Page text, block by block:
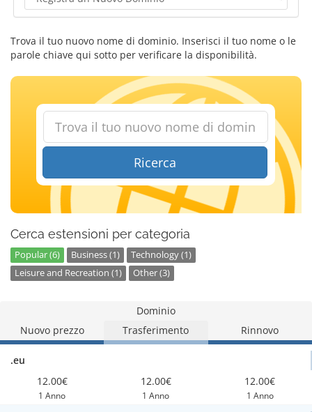
Trova il tuo nuovo nome di dominio. Inserisci il tuo nome o le
parole chiave qui sotto per verificare la disponibilità.
Ricerca
Cerca estensioni per categoria
Popular (6) Business (1)
Technology (1)
Leisure and Recreation (1)
Other (3)
Dominio
Nuovo prezzo
Trasferimento Rinnovo
.eu
12.00€
1 Anno
12.00€
1 Anno
12.00€
1 Anno